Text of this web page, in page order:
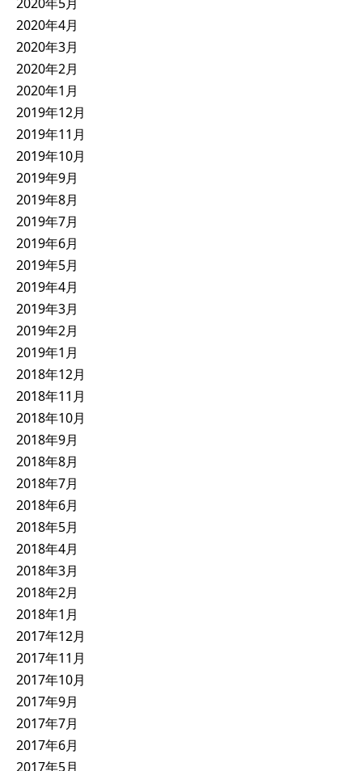
2020年4月
2020年3月
2020年2月
2020年1月
2019年12月
2019年11月
2019年10月
2019年9月
2019年8月
2019年7月
2019年6月
2019年5月
2019年4月
2019年3月
2019年2月
2019年1月
2018年12月
2018年11月
2018年10月
2018年9月
2018年8月
2018年7月
2018年6月
2018年5月
2018年4月
2018年3月
2018年2月
2018年1月
2017年12月
2017年11月
2017年10月
2017年9月
2017年7月
2017年6月
2017年5月